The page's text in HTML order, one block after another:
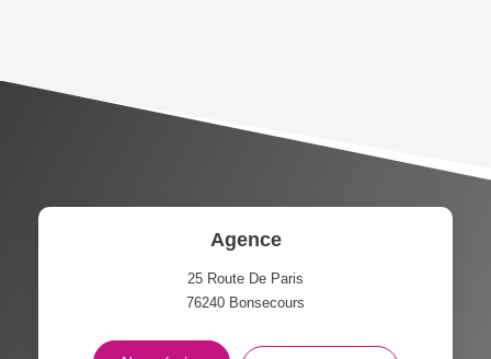
TAUX DE PROPRIÉTAIRES
PART DES MÉNAGES SANS
DISTANCE DE L'AÉROPORT :
Agence
25 Route De Paris
76240 Bonsecours